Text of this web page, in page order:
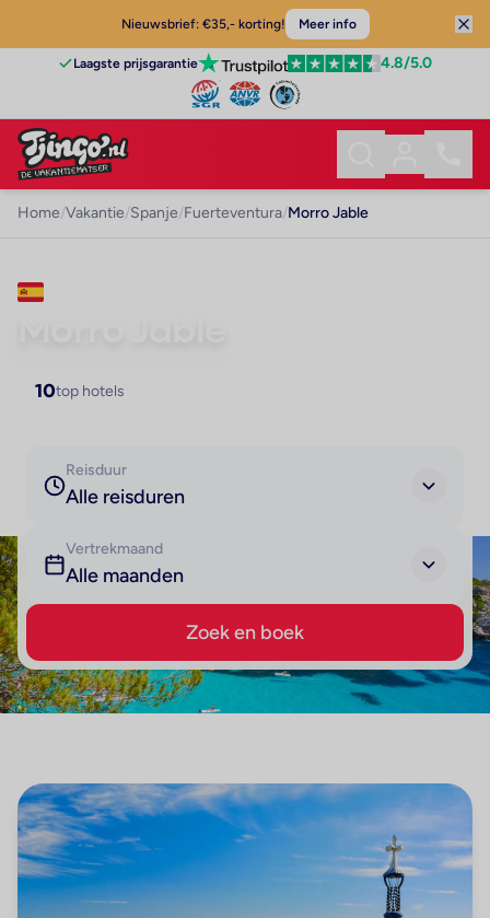
Nieuwsbrief: €35,- korting! Meer info
Laagste prijsgarantie 4.8/5.0
Home/Vakantie/Spanje/Fuerteventura/Morro Jable
10top hotels
Reisduur
Alle reisduren
Vertrekmaand
Alle maanden
Zoek en boek